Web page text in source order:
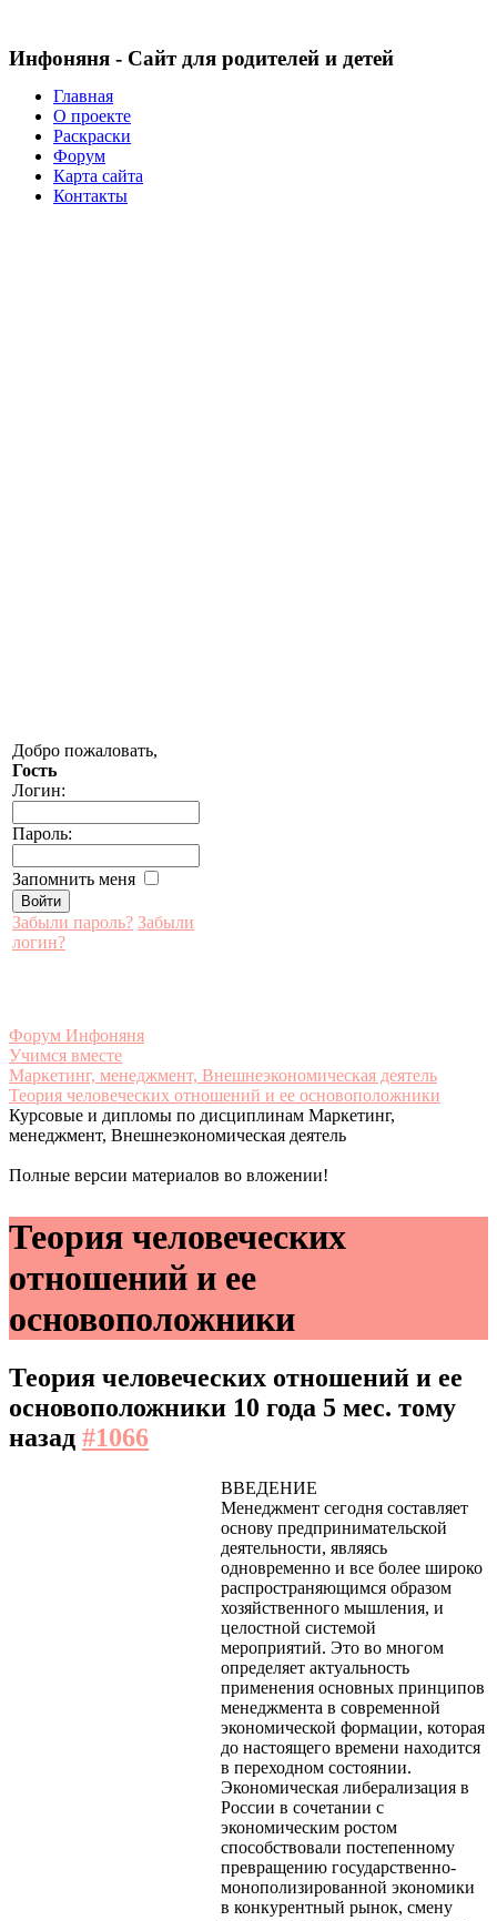
Инфоняня - Сайт для родителей и детей
Главная
О проекте
Раскраски
Форум
Карта сайта
Контакты
Добро пожаловать,
Гость
Логин:
Пароль:
Запомнить меня
Забыли пароль? Забыли
логин?
Форум Инфоняня
Учимся вместе
Маркетинг, менеджмент, Внешнеэкономическая деятель
Теория человеческих отношений и ее основоположники
Курсовые и дипломы по дисциплинам Маркетинг,
менеджмент, Внешнеэкономическая деятель
Полные версии материалов во вложении!
Теория человеческих
отношений и ее
основоположники
Теория человеческих отношений и ее
основоположники 10 года 5 мес. тому
назад #1066
ВВЕДЕНИЕ
Менеджмент сегодня составляет
основу предпринимательской
деятельности, являясь
одновременно и все более широко
распространяющимся образом
хозяйственного мышления, и
целостной системой
мероприятий. Это во многом
определяет актуальность
применения основных принципов
менеджмента в современной
экономической формации, которая
до настоящего времени находится
в переходном состоянии.
Экономическая либерализация в
России в сочетании с
экономическим ростом
способствовали постепенному
превращению государственно-
монополизированной экономики
в конкурентный рынок, смену